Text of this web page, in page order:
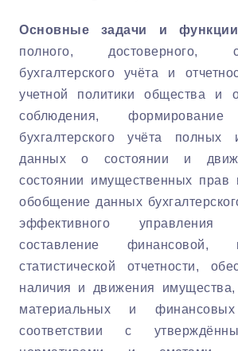
Основные задачи и
полного, достоверного,
бухгалтерского учёта и
учетной политики общества и
соблюдения,
бухгалтерского учёта полных
данных о состоянии и
состоянии имущественных прав
обобщение данных
эффективного управления
составление финансовой,
статистической отчетности,
наличия и движения имущества,
материальных и
соответствии с